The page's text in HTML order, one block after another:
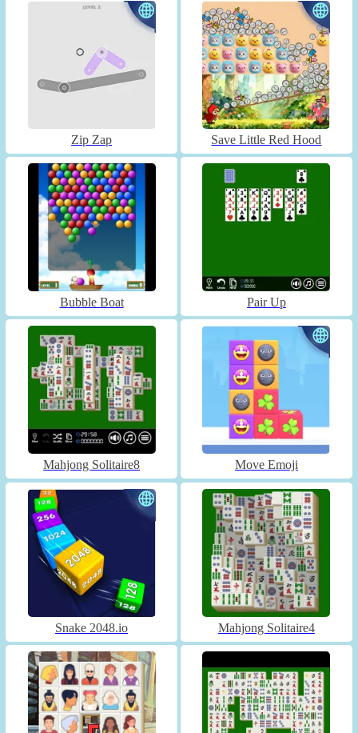
Zip Zap Save Little Red Hood
Bubble Boat Pair Up
Mahjong Solitaire8 Move Emoji
Snake 2048.io Mahjong Solitaire4